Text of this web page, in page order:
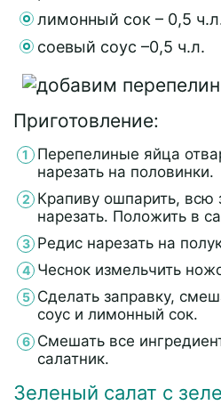
лимонный сок – 0,5
соевый соус –0,5 ч.л.
Приготовление:
Перепелиные яйца
нарезать на половинки.
Крапиву ошпарить, всю
нарезать. Положить в
Редис нарезать на
Чеснок измельчить
Сделать заправку,
соус и лимонный сок.
Смешать все
салатник.
Зеленый салат с